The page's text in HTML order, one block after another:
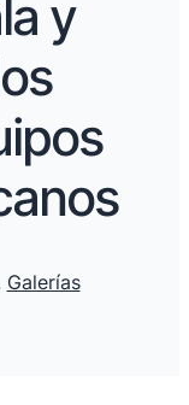
y
Galerías